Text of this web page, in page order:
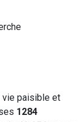
vie paisible et
1284